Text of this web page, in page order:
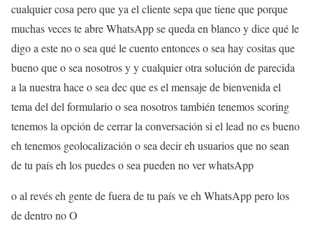
cualquier cosa pero que ya el cliente sepa que tiene que porque
muchas veces te abre WhatsApp se queda en blanco y dice qué le
digo a este no o sea qué le cuento entonces o sea hay cositas que
bueno que o sea nosotros y y cualquier otra solución de parecida
a la nuestra hace o sea dec que es el mensaje de bienvenida el
tema del del formulario o sea nosotros también tenemos scoring
tenemos la opción de cerrar la conversación si el lead no es bueno
eh tenemos geolocalización o sea decir eh usuarios que no sean
de tu país eh los puedes o sea pueden no ver whatsApp
o al revés eh gente de fuera de tu país ve eh WhatsApp pero los
de dentro no O